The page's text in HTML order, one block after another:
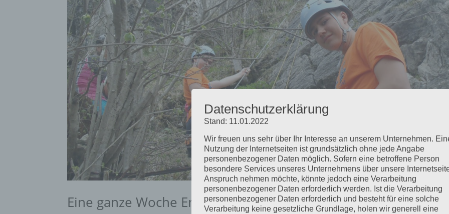
Eine ganze Woche Englischcamp – A Day Out Rock Climbing!
Datenschutzerklärung
Stand: 11.01.2022
Wir freuen uns sehr über Ihr Interesse an unserem Unternehmen.
Nutzung der Internetseiten ist grundsätzlich ohne jede Angabe
personenbezogener Daten möglich. Sofern eine betroffene Person
besondere Services unseres Unternehmens über unsere
Anspruch nehmen möchte, könnte jedoch eine Verarbeitung
personenbezogener Daten erforderlich werden. Ist die Verarbeitung
personenbezogener Daten erforderlich und besteht für eine solche
Verarbeitung keine gesetzliche Grundlage, holen wir generell eine